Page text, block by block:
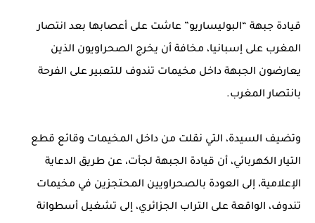
قيادة جبهة “البوليساريو” عاشت على أعصابها بعد انتصار
المغرب على إسبانيا، مخافة أن يخرج الصحراويون الذين
يعارضون الجبهة داخل مخيمات تندوف للتعبير على الفرحة
بانتصار المغرب.
وتضيف السيدة، التي نقلت من داخل المخيمات وقائع قطع
التيار الكهربائي، أن قيادة الجبهة لجأت، عن طريق الدعاية
الإعلامية، إلى العودة بالصحراويين المحتجزين في مخيمات
تندوف، الواقعة على التراب الجزائري، إلى تشغيل أسطوانة